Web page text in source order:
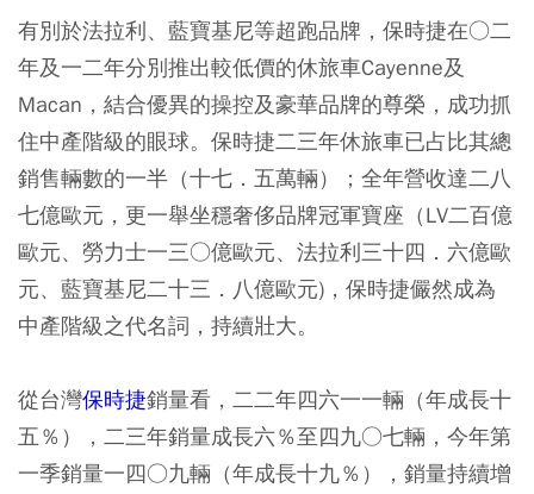
有別於法拉利、藍寶基尼等超跑品牌，保時捷在○二
年及一二年分別推出較低價的休旅車Cayenne及
Macan，結合優異的操控及豪華品牌的尊榮，成功抓
住中產階級的眼球。保時捷二三年休旅車已占比其總
銷售輛數的一半（十七．五萬輛）；全年營收達二八
七億歐元，更一舉坐穩奢侈品牌冠軍寶座（LV二百億
歐元、勞力士一三○億歐元、法拉利三十四．六億歐
元、藍寶基尼二十三．八億歐元)，保時捷儼然成為
中產階級之代名詞，持續壯大。
從台灣保時捷銷量看，二二年四六一一輛（年成長十
五％），二三年銷量成長六％至四九○七輛，今年第
一季銷量一四○九輛（年成長十九％），銷量持續增